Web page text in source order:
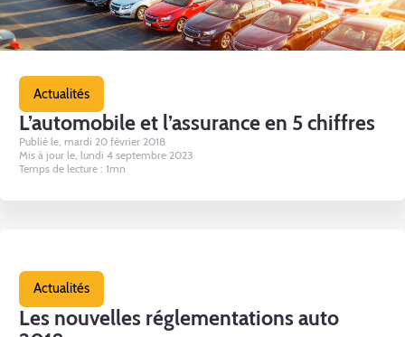
Actualités
L’automobile et l’assurance en 5 chiffres
Publié le, mardi 20 février 2018
Mis à jour le, lundi 4 septembre 2023
Temps de lecture : 1mn
Actualités
Les nouvelles réglementations auto